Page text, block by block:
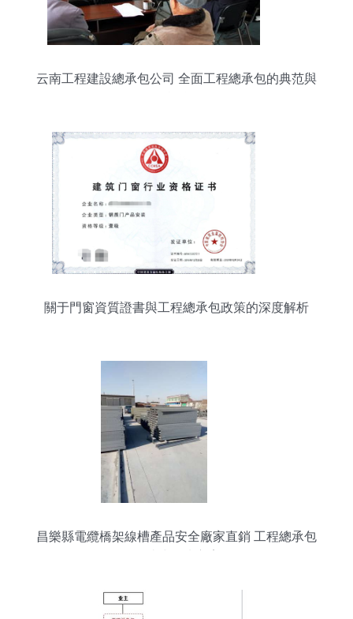
云南工程建設總承包公司 全面工程總承包的典范與
關于門窗資質證書與工程總承包政策的深度解析
昌樂縣電纜橋架線槽產品安全廠家直銷 工程總承包